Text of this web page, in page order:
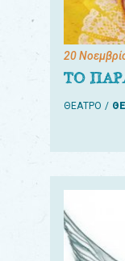
20
ΤΟ
ΘΕΑΤΡΟ